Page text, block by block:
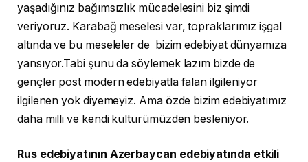
yaşadığınız bağımsızlık mücadelesini biz şimdi
veriyoruz. Karabağ meselesi var, topraklarımız işgal
altında ve bu meseleler de bizim edebiyat dünyamıza
yansıyor.Tabi şunu da söylemek lazım bizde de
gençler post modern edebiyatla falan ilgileniyor
ilgilenen yok diyemeyiz. Ama özde bizim edebiyatımız
daha milli ve kendi kültürümüzden besleniyor.
Rus edebiyatının Azerbaycan edebiyatında etkili